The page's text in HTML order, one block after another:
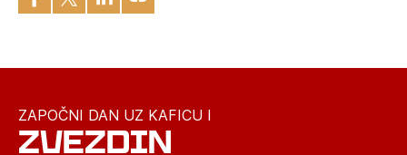
ZAPOČNI DAN UZ KAFICU I
ZVEZDIN